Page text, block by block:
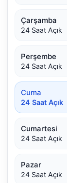
Çarşamba
24 Saat Açık
Perşembe
24 Saat Açık
Cuma
24 Saat Açık
Cumartesi
24 Saat Açık
Pazar
24 Saat Açık